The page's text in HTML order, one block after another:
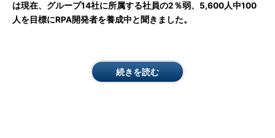
は現在、グループ14社に所属する社員の2％弱、5,600人中100
人を目標にRPA開発者を養成中と聞きました。
続きを読む